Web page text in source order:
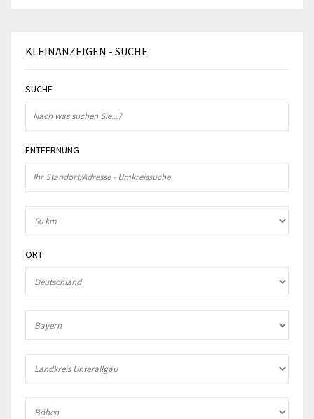
KLEINANZEIGEN - SUCHE
SUCHE
ENTFERNUNG
ORT